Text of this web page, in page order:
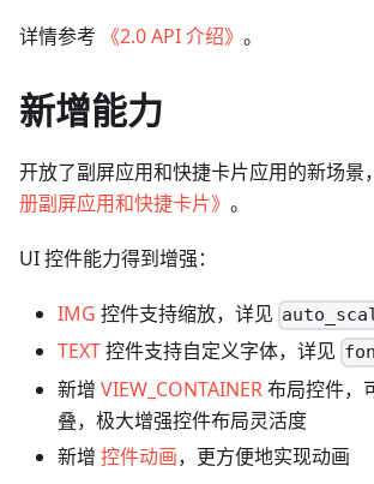
详情参考 《2.0 API 介绍》 。
新增能力
开放了副屏应用和快捷卡片应用的新场景
册副屏应用和快捷卡片》 。
UI 控件能力得到增强：
IMG 控件支持缩放，详见
TEXT控件支持自定义字体，详见
新增 VIEW_CONTAINER布局控件，
叠，极大增强控件布局灵活度
新增 控件动画，更方便地实现动画